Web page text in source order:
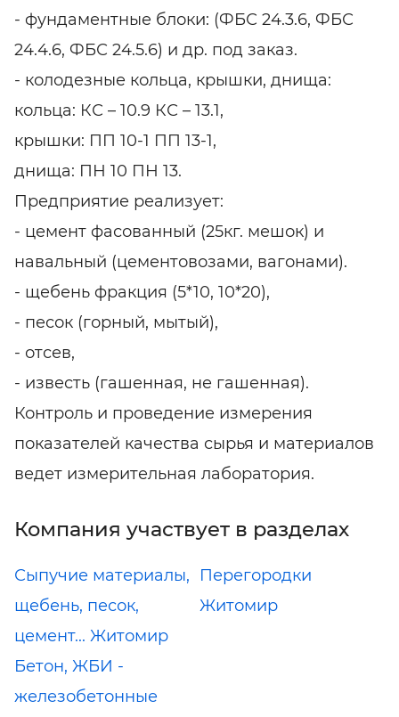
- фундаментные блоки: (ФБС 24.3.6, ФБС
24.4.6, ФБС 24.5.6) и др. под заказ.
- колодезные кольца, крышки, днища:
кольца: КС – 10.9 КС – 13.1,
крышки: ПП 10-1 ПП 13-1,
днища: ПН 10 ПН 13.
Предприятие реализует:
- цемент фасованный (25кг. мешок) и
навальный (цементовозами, вагонами).
- щебень фракция (5*10, 10*20),
- песок (горный, мытый),
- отсев,
- известь (гашенная, не гашенная).
Контроль и проведение измерения
показателей качества сырья и материалов
ведет измерительная лаборатория.
Компания участвует в разделах
Сыпучие материалы,
щебень, песок,
цемент... Житомир
Перегородки
Житомир
Бетон, ЖБИ -
железобетонные